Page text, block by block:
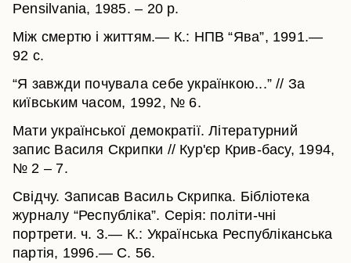
Рensilvania, 1985. – 20 p.
Між смертю і життям.— К.: НПВ “Ява”, 1991.—
92 с.
“Я завжди почувала себе українкою...” // За
київським часом, 1992, № 6.
Мати української демократії. Літературний
запис Василя Скрипки // Кур'єр Крив-басу, 1994,
№ 2 – 7.
Свідчу. Записав Василь Скрипка. Бібліотека
журналу “Республіка”. Серія: політи-чні
портрети. ч. 3.— К.: Українська Республіканська
партія, 1996.— С. 56.